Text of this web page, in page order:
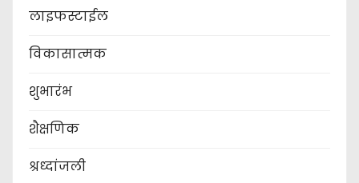
लाइफस्टाईल
विकासात्मक
शुभारंभ
शैक्षणिक
श्रध्दांजली